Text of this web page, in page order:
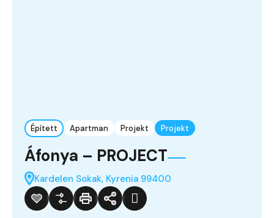
Épített Apartman Projekt Projekt
Áfonya – PROJECT
Kardelen Sokak, Kyrenia 99400